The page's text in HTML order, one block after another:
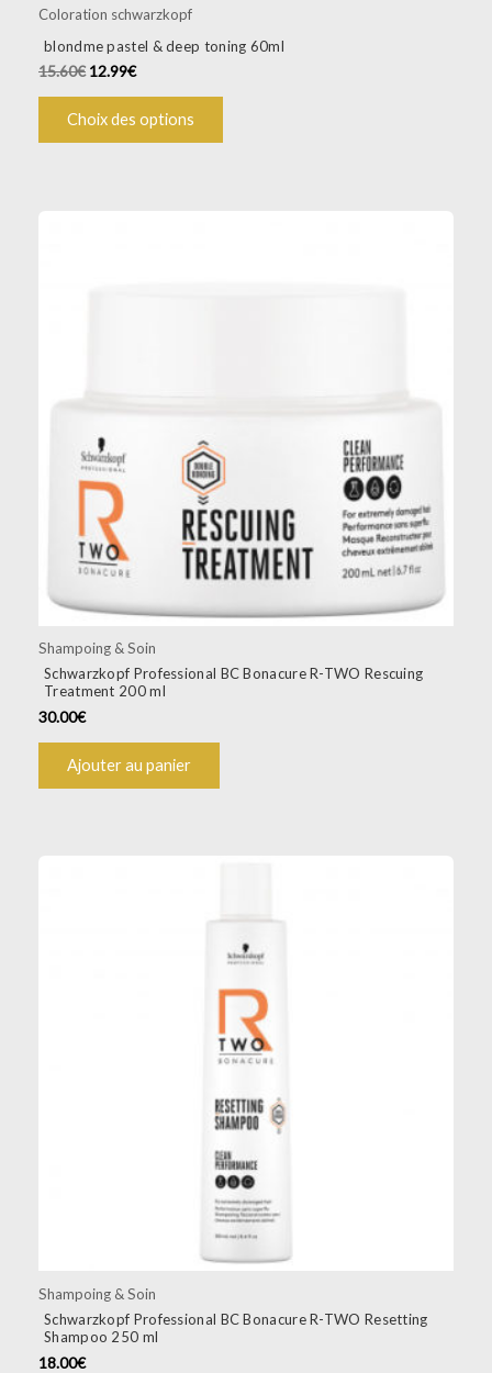
Coloration schwarzkopf
blondme pastel & deep toning 60ml
15.60€ 12.99€
Choix des options
Shampoing & Soin
Schwarzkopf Professional BC Bonacure R-TWO Rescuing
Treatment 200 ml
30.00€
Ajouter au panier
Shampoing & Soin
Schwarzkopf Professional BC Bonacure R-TWO Resetting
Shampoo 250 ml
18.00€